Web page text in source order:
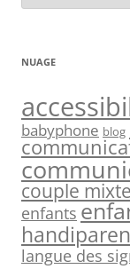
NUAGE
babyphone blog
couple
enfants
langue des